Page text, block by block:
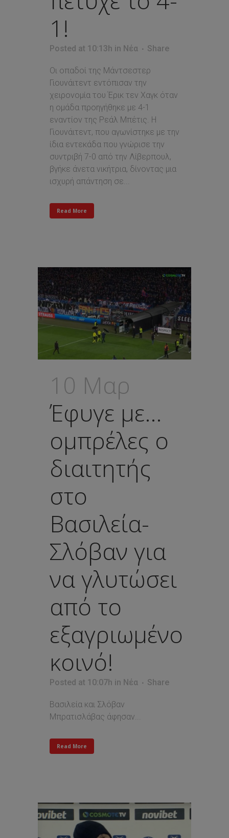
1!
Posted at 10:13h in Νέα Share
Οι οπαδοί της Μάντσεστερ
Γιουνάιτεντ εντόπισαν την
χειρονομία του Έρικ τεν Χαγκ όταν
η ομάδα προηγήθηκε με 4-1
εναντίον της Ρεάλ Μπέτις. Η
Γιουνάιτεντ, που αγωνίστηκε με την
ίδια εντεκάδα που γνώρισε την
συντριβή 7-0 από την Λίβερπουλ,
βγήκε άνετα νικήτρια, δίνοντας μια
ισχυρή απάντηση σε...
Read More
10 Μαρ
Έφυγε με…
ομπρέλες ο
διαιτητής
στο
Βασιλεία-
Σλόβαν για
να γλυτώσει
από το
εξαγριωμένο
κοινό!
Posted at 10:07h in Νέα Share
Βασιλεία και Σλόβαν
Μπρατισλάβας άφησαν...
Read More